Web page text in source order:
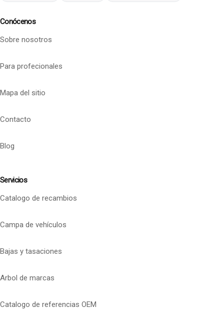
Conócenos
Sobre nosotros
Para profecionales
Mapa del sitio
Contacto
Blog
Servicios
Catalogo de recambios
Campa de vehículos
Bajas y tasaciones
Arbol de marcas
Catalogo de referencias OEM